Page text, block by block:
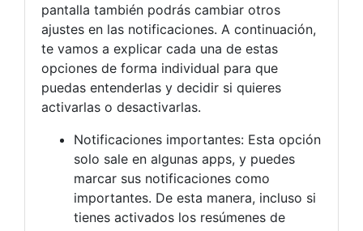
pantalla también podrás cambiar otros
ajustes en las notificaciones. A continuación,
te vamos a explicar cada una de estas
opciones de forma individual para que
puedas entenderlas y decidir si quieres
activarlas o desactivarlas.
Notificaciones importantes: Esta opción
solo sale en algunas apps, y puedes
marcar sus notificaciones como
importantes. De esta manera, incluso si
tienes activados los resúmenes de